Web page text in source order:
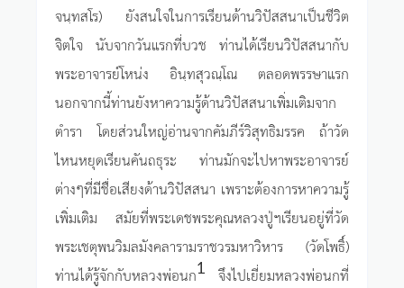
จนฺทสโร) ยังสนใจในการเรียนด้านวิปัสสนาเป็นชีวิต
จิตใจ นับจากวันแรกที่บวช ท่านได้เรียนวิปัสสนากับ
พระอาจารย์โหน่ง อินฺทสุวณฺโณ ตลอดพรรษาแรก
นอกจากนี้ท่านยังหาความรู้ด้านวิปัสสนาเพิ่มเติมจาก
ตำรา โดยส่วนใหญ่อ่านจากคัมภีร์วิสุทธิมรรค ถ้าวัด
ไหนหยุดเรียนคันถธุระ ท่านมักจะไปหาพระอาจารย์
ต่างๆที่มีชื่อเสียงด้านวิปัสสนา เพราะต้องการหาความรู้
เพิ่มเติม สมัยที่พระเดชพระคุณหลวงปู่ฯเรียนอยู่ที่วัด
พระเชตุพนวิมลมังคลารามราชวรมหาวิหาร (วัดโพธิ์)
ท่านได้รู้จักกับหลวงพ่อนก1
จึงไปเยี่ยมหลวงพ่อนกที่